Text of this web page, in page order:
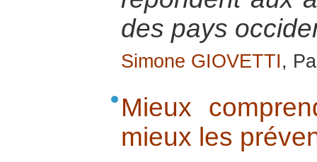
des pays
Simone GIOVETTI,
Mieux
mieux les